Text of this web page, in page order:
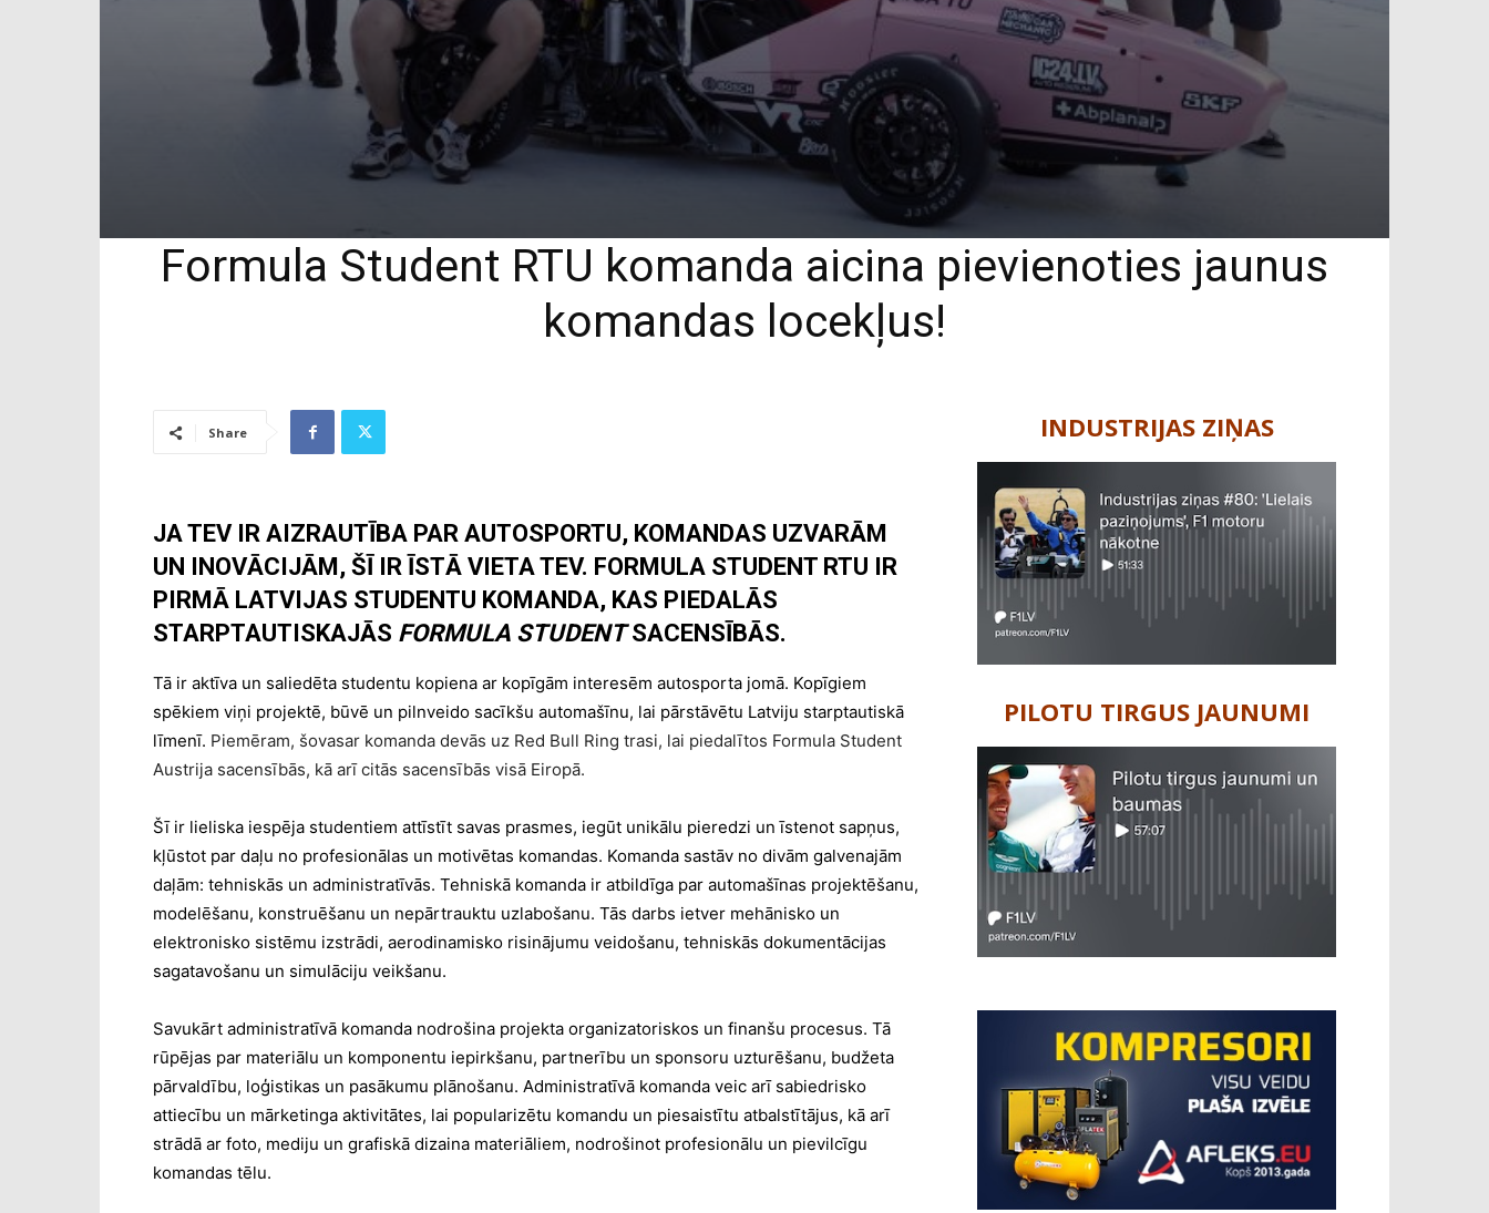
Formula Student RTU komanda aicina pievienoties jaunus
komandas locekļus!
Share
JA TEV IR AIZRAUTĪBA PAR AUTOSPORTU, KOMANDAS UZVARĀM
UN INOVĀCIJĀM, ŠĪ IR ĪSTĀ VIETA TEV. FORMULA STUDENT RTU IR
PIRMĀ LATVIJAS STUDENTU KOMANDA, KAS PIEDALĀS
STARPTAUTISKAJĀS FORMULA STUDENTSACENSĪBĀS.
Tā ir aktīva un saliedēta studentu kopiena ar kopīgām interesēm autosporta jomā. Kopīgiem
spēkiem viņi projektē, būvē un pilnveido sacīkšu automašīnu, lai pārstāvētu Latviju starptautiskā
līmenī. Piemēram, šovasar komanda devās uz Red Bull Ring trasi, lai piedalītos Formula Student
Austrija sacensībās, kā arī citās sacensībās visā Eiropā.
Šī ir lieliska iespēja studentiem attīstīt savas prasmes, iegūt unikālu pieredzi un īstenot sapņus,
kļūstot par daļu no profesionālas un motivētas komandas. Komanda sastāv no divām galvenajām
daļām: tehniskās un administratīvās. Tehniskā komanda ir atbildīga par automašīnas projektēšanu,
modelēšanu, konstruēšanu un nepārtrauktu uzlabošanu. Tās darbs ietver mehānisko un
elektronisko sistēmu izstrādi, aerodinamisko risinājumu veidošanu, tehniskās dokumentācijas
sagatavošanu un simulāciju veikšanu.
Savukārt administratīvā komanda nodrošina projekta organizatoriskos un finanšu procesus. Tā
rūpējas par materiālu un komponentu iepirkšanu, partnerību un sponsoru uzturēšanu, budžeta
pārvaldību, loģistikas un pasākumu plānošanu. Administratīvā komanda veic arī sabiedrisko
attiecību un mārketinga aktivitātes, lai popularizētu komandu un piesaistītu atbalstītājus, kā arī
strādā ar foto, mediju un grafiskā dizaina materiāliem, nodrošinot profesionālu un pievilcīgu
komandas tēlu.
INDUSTRIJAS ZIŅAS
PILOTU TIRGUS JAUNUMI